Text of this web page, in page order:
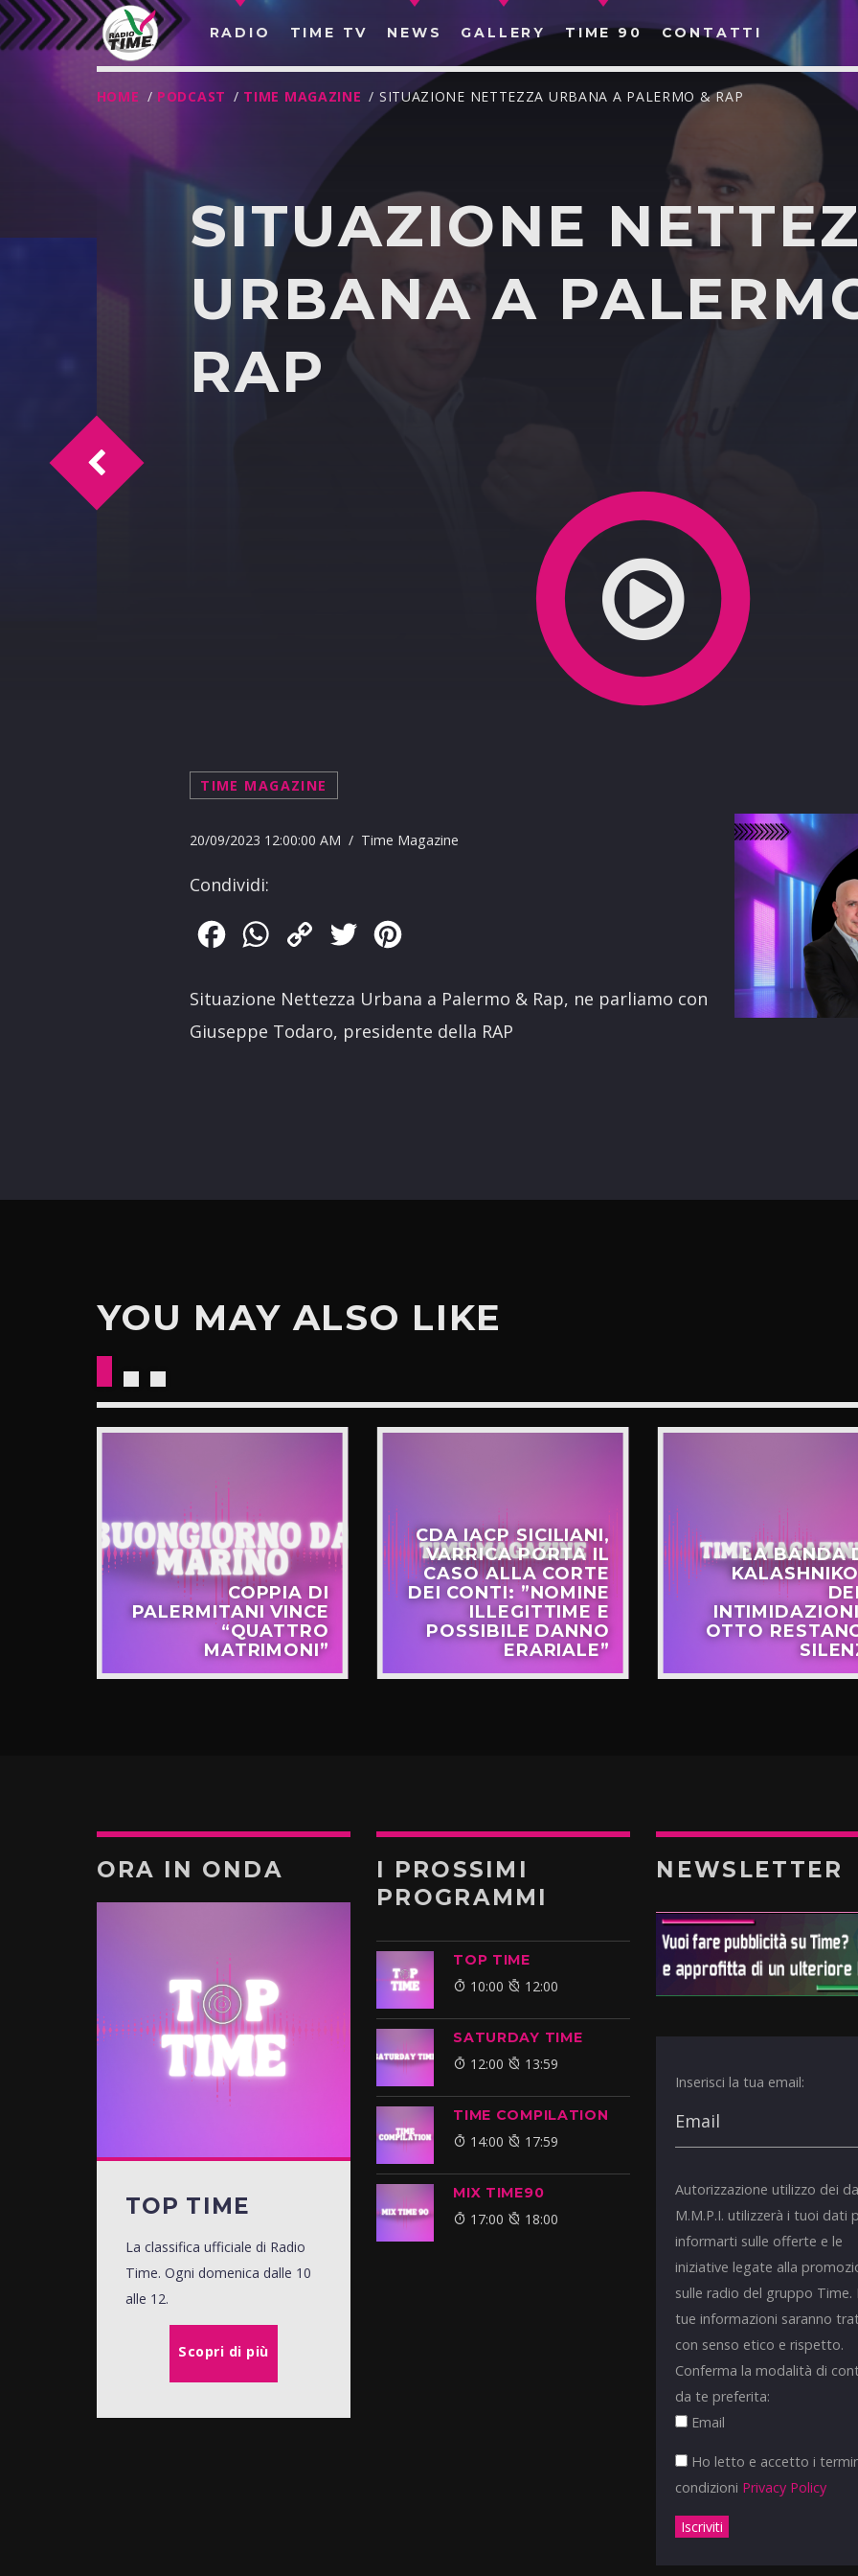
RADIO TIME TV NEWS GALLERY TIME 90 CONTATTI
CERCA NEL SITO WEB:
HOME / PODCAST / TIME MAGAZINE / SITUAZIONE NETTEZZA URBANA A PALERMO & RAP
SITUAZIONE
URBANA A
RAP
TIME MAGAZINE
20/09/2023 12:00:00 AM / Time Magazine
Condividi:
FacebookWhatsApp
Copy
Twitter
Situazione Nettezza Urbana a Palermo & Rap, ne parliamo con
Giuseppe Todaro, presidente della RAP
NEL DOC TIME DAVIDE SHORTY PRESENTA IL NUOVO SINGOLO "FINESTRA"
YOU MAY ALSO LIKE
COPPIA DI
PALERMITANI VINCE
“QUATTRO
MATRIMONI”
CDA IACP SICILIANI,
VARRICA PORTA IL
CASO ALLA CORTE
DEI CONTI: ”NOMINE
ILLEGITTIME E
POSSIBILE DANNO
ERARIALE”
LA BANDA
OTTO
ORA IN ONDA
TOP TIME
La classifica ufficiale di Radio
Time. Ogni domenica dalle 10
alle 12.
Scopri di più
I PROSSIMI
PROGRAMMI
TOP TIME
10:00 12:00
SATURDAY TIME
12:00 13:59
TIME COMPILATION
14:00 17:59
MIX TIME90
17:00 18:00
NEWSLETTER
Inserisci la tua email:
Autorizzazione utilizzo dei
M.M.P.I. utilizzerà i tuoi dati
informarti sulle offerte e le
iniziative legate alla
sulle radio del gruppo Time.
tue informazioni saranno
con senso etico e rispetto.
Conferma la modalità di
da te preferita:
Email
Ho letto e accetto i
condizioni Privacy Policy